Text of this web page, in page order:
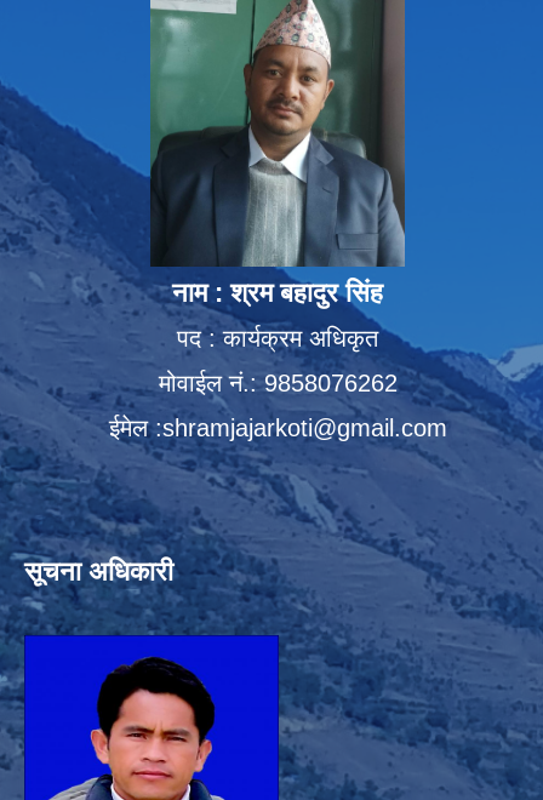
नाम : श्रम बहादुर सिंह
पद : कार्यक्रम अधिकृत
मोवाईल नं.: 9858076262
ईमेल :shramjajarkoti@gmail.com
सूचना अधिकारी